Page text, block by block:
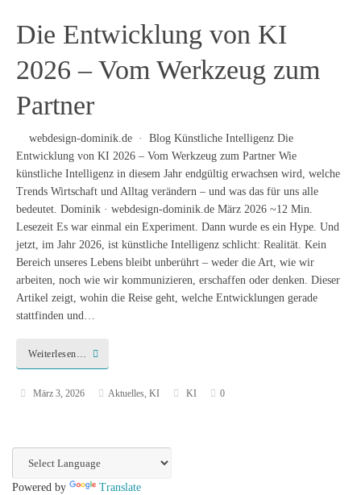
Die Entwicklung von KI
2026 – Vom Werkzeug zum
Partner
webdesign-dominik.de · Blog Künstliche Intelligenz Die
Entwicklung von KI 2026 – Vom Werkzeug zum Partner Wie
künstliche Intelligenz in diesem Jahr endgültig erwachsen wird, welche
Trends Wirtschaft und Alltag verändern – und was das für uns alle
bedeutet. Dominik · webdesign-dominik.de März 2026 ~12 Min.
Lesezeit Es war einmal ein Experiment. Dann wurde es ein Hype. Und
jetzt, im Jahr 2026, ist künstliche Intelligenz schlicht: Realität. Kein
Bereich unseres Lebens bleibt unberührt – weder die Art, wie wir
arbeiten, noch wie wir kommunizieren, erschaffen oder denken. Dieser
Artikel zeigt, wohin die Reise geht, welche Entwicklungen gerade
stattfinden und…
Weiterlesen…
März 3, 2026 Aktuelles ,KI KI 0
Powered by Translate